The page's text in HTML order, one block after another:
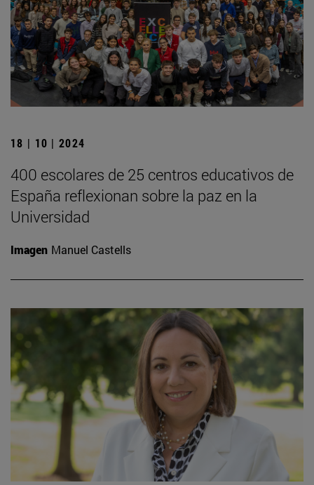
18 | 10 | 2024
400 escolares de 25 centros educativos de
España reflexionan sobre la paz en la
Universidad
Imagen Manuel Castells